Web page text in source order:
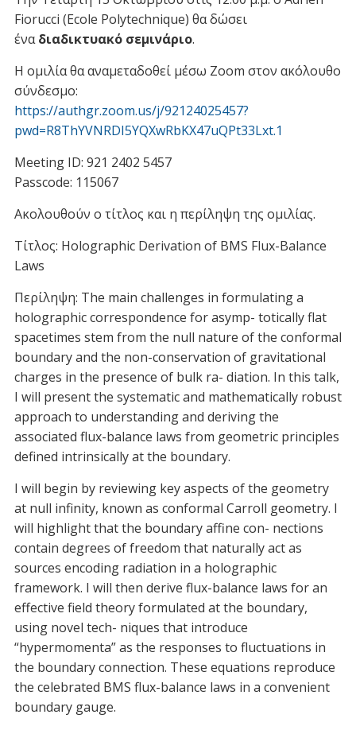
format_underlined Underline links
font_download Mark links
R
s
e
o
t
n
s
cached
Fiorucci (Ecole Polytechnique) θα δώσει
έναδιαδικτυακό σεμινάριο.
Η ομιλία θα αναμεταδοθεί μέσω Zoom στον ακόλουθο
σύνδεσμο:
https://authgr.zoom.us/j/92124025457?
pwd=R8ThYVNRDI5YQXwRbKX47uQPt33Lxt.1
Meeting ID: 921 2402 5457
Passcode: 115067
Ακολουθούν ο τίτλος και η περίληψη της ομιλίας.
Τίτλος: Holographic Derivation of BMS Flux-Balance
Laws
Περίληψη: The main challenges in formulating a
holographic correspondence for asymp- totically flat
spacetimes stem from the null nature of the conformal
boundary and the non-conservation of gravitational
charges in the presence of bulk ra- diation. In this talk,
I will present the systematic and mathematically robust
approach to understanding and deriving the
associated flux-balance laws from geometric principles
defined intrinsically at the boundary.
I will begin by reviewing key aspects of the geometry
at null infinity, known as conformal Carroll geometry. I
will highlight that the boundary affine con- nections
contain degrees of freedom that naturally act as
sources encoding radiation in a holographic
framework. I will then derive flux-balance laws for an
effective field theory formulated at the boundary,
using novel tech- niques that introduce
“hypermomenta” as the responses to fluctuations in
the boundary connection. These equations reproduce
the celebrated BMS flux-balance laws in a convenient
boundary gauge.